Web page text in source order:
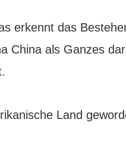
erkennt das
China als Ganzes
Land